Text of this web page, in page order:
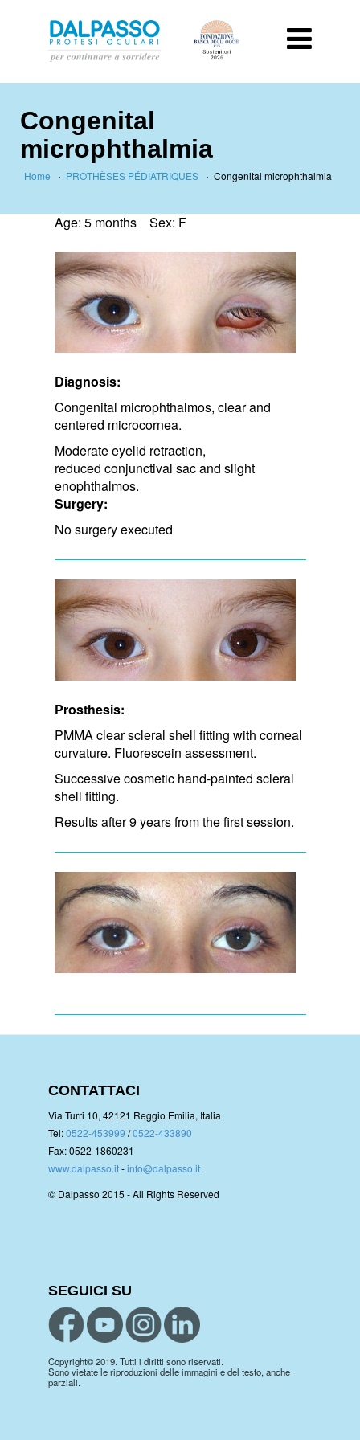
Congenital
microphthalmia
Home › PROTHÈSES PÉDIATRIQUES › Congenital microphthalmia
Age: 5 months Sex: F
Diagnosis:
Congenital microphthalmos, clear and
centered microcornea.
Moderate eyelid retraction, ​
reduced conjunctival sac and slight
enophthalmos.
Surgery:
No surgery executed
Prosthesis:
PMMA clear scleral shell fitting with corneal
curvature. Fluorescein assessment.
Successive cosmetic hand-painted scleral
shell fitting.
Results after 9 years from the first session.
CONTATTACI
Via Turri 10, 42121 Reggio Emilia, Italia
Tel:0522-453999 /0522-433890
Fax: 0522-1860231
www.dalpasso.it-info@dalpasso.it
© Dalpasso 2015 - All Rights Reserved
SEGUICI SU
Copyright© 2019. Tutti i diritti sono riservati.
Sono vietate le riproduzioni delle immagini e del testo, anche
parziali.